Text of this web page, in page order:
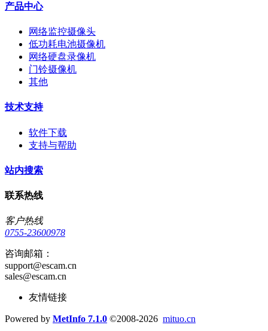
产品中心
网络监控摄像头
低功耗电池摄像机
网络硬盘录像机
门铃摄像机
其他
技术支持
软件下载
支持与帮助
站内搜索
联系热线
客户热线
0755-23600978
咨询邮箱：
support@escam.cn
sales@escam.cn
友情链接
Powered by MetInfo 7.1.0 ©2008-2026 mituo.cn